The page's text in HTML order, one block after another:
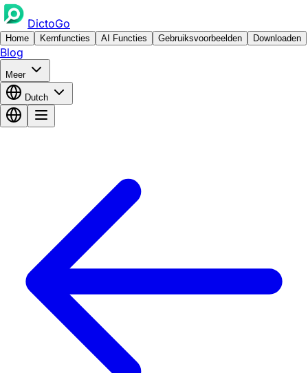
DictoGo
Home Kernfuncties AI Functies Gebruiksvoorbeelden Downloaden
Blog
Meer
Dutch